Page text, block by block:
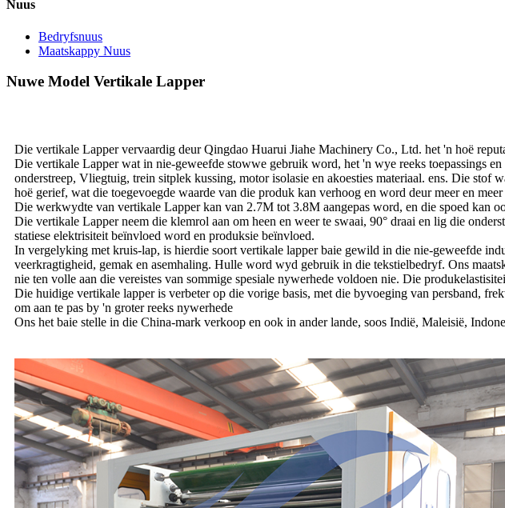
Nuus
Bedryfsnuus
Maatskappy Nuus
Nuwe Model Vertikale Lapper
Die vertikale Lapper vervaardig deur Qingdao Huarui Jiahe Machinery Co., Ltd. het 'n hoë
Die vertikale Lapper wat in nie-geweefde stowwe gebruik word, het 'n wye reeks toepassings
onderstreep, Vliegtuig, trein sitplek kussing, motor isolasie en akoesties materiaal. ens. Die
hoë gerief, wat die toegevoegde waarde van die produk kan verhoog en word deur meer en
Die werkwydte van vertikale Lapper kan van 2.7M tot 3.8M aangepas word, en die spoed kan
Die vertikale Lapper neem die klemrol aan om heen en weer te swaai, 90° draai en lig die
statiese elektrisiteit beïnvloed word en produksie beïnvloed.
In vergelyking met kruis-lap, is hierdie soort vertikale lapper baie gewild in die nie-geweefde
veerkragtigheid, gemak en asemhaling. Hulle word wyd gebruik in die tekstielbedryf. Ons
nie ten volle aan die vereistes van sommige spesiale nywerhede voldoen nie. Die
Die huidige vertikale lapper is verbeter op die vorige basis, met die byvoeging van persband,
om aan te pas by 'n groter reeks nywerhede
Ons het baie stelle in die China-mark verkoop en ook in ander lande, soos Indië, Maleisië,